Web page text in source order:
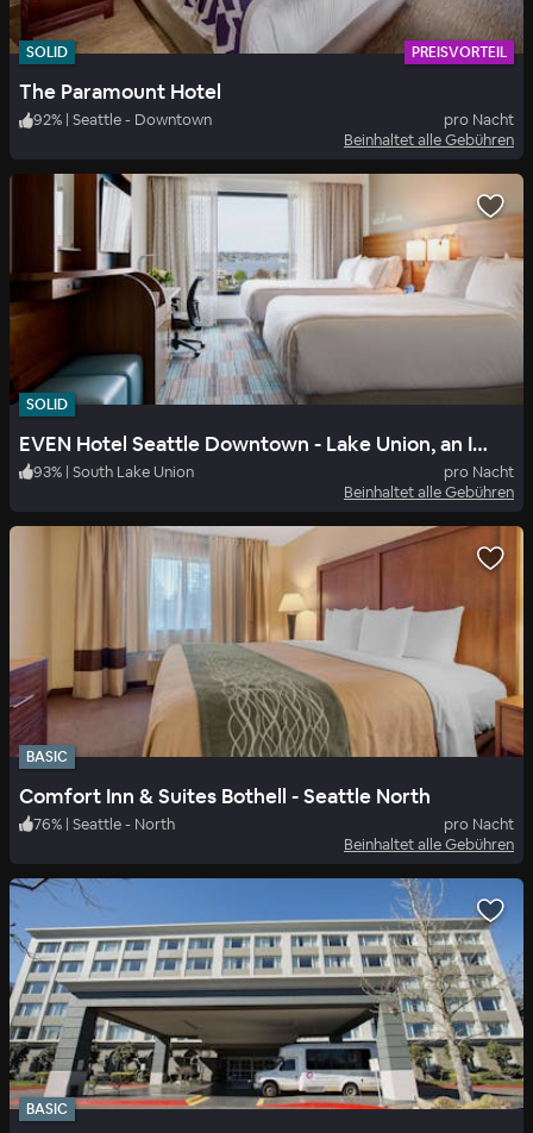
SOLID PREISVORTEIL
The Paramount Hotel
92% | Seattle - Downtown
pro Nacht
Beinhaltet alle Gebühren
SOLID
EVEN Hotel Seattle Downtown - Lake Union, an IHG Hotel
93% | South Lake Union
pro Nacht
Beinhaltet alle Gebühren
BASIC
Comfort Inn & Suites Bothell - Seattle North
76% | Seattle - North
pro Nacht
Beinhaltet alle Gebühren
BASIC